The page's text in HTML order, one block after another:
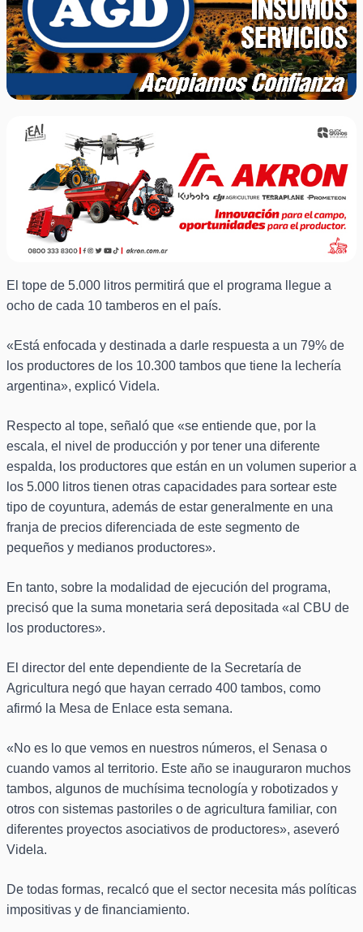
El tope de 5.000 litros permitirá que el programa llegue a
ocho de cada 10 tamberos en el país.
«Está enfocada y destinada a darle respuesta a un 79% de
los productores de los 10.300 tambos que tiene la lechería
argentina», explicó Videla.
Respecto al tope, señaló que «se entiende que, por la
escala, el nivel de producción y por tener una diferente
espalda, los productores que están en un volumen superior a
los 5.000 litros tienen otras capacidades para sortear este
tipo de coyuntura, además de estar generalmente en una
franja de precios diferenciada de este segmento de
pequeños y medianos productores».
En tanto, sobre la modalidad de ejecución del programa,
precisó que la suma monetaria será depositada «al CBU de
los productores».
El director del ente dependiente de la Secretaría de
Agricultura negó que hayan cerrado 400 tambos, como
afirmó la Mesa de Enlace esta semana.
«No es lo que vemos en nuestros números, el Senasa o
cuando vamos al territorio. Este año se inauguraron muchos
tambos, algunos de muchísima tecnología y robotizados y
otros con sistemas pastoriles o de agricultura familiar, con
diferentes proyectos asociativos de productores», aseveró
Videla.
De todas formas, recalcó que el sector necesita más políticas
impositivas y de financiamiento.